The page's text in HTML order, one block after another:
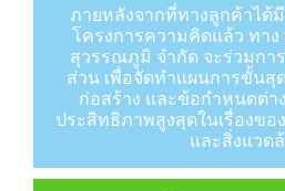
ภายหลังจากที่ทางลูกค้าได้
โครงการความคิดแล้ว ทา
สุวรรณภูมิ จำกัด จะร่วมกา
ส่วน เพื่อจัดทำแผนการขั้นสุ
ก่อสร้าง และข้อกำหนดต่า
ประสิทธิภาพสูงสุดในเรื่องขอ
และสิ่งแวด